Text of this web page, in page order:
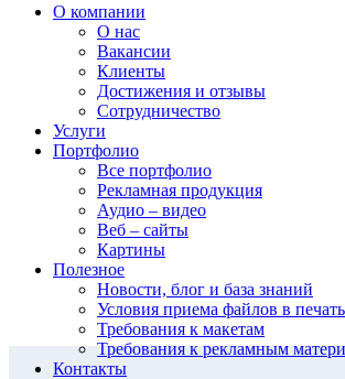
О компании
О нас
Вакансии
Клиенты
Достижения и отзывы
Сотрудничество
Услуги
Портфолио
Все портфолио
Рекламная продукция
Аудио – видео
Веб – сайты
Картины
Полезное
Новости, блог и база знаний
Условия приема файлов в печать
Требования к макетам
Требования к рекламным
Контакты